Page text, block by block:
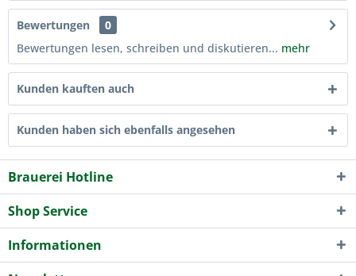
Bewertungen
0
Bewertungen lesen, schreiben und diskutieren... mehr
Kunden kauften auch
Kunden haben sich ebenfalls angesehen
Brauerei Hotline
Shop Service
Informationen